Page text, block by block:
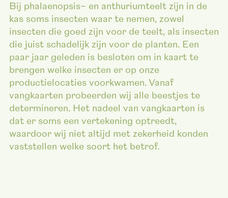
Bij phalaenopsis– en anthuriumteelt zijn in de
kas soms insecten waar te nemen, zowel
insecten die goed zijn voor de teelt, als insecten
die juist schadelijk zijn voor de planten. Een
paar jaar geleden is besloten om in kaart te
brengen welke insecten er op onze
productielocaties voorkwamen. Vanaf
vangkaarten probeerden wij alle beestjes te
determineren. Het nadeel van vangkaarten is
dat er soms een vertekening optreedt,
waardoor wij niet altijd met zekerheid konden
vaststellen welke soort het betrof.